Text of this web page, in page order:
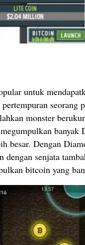
untuk
seorang
monster
banyak
besar. Dengan
dengan senjata
bitcoin yang